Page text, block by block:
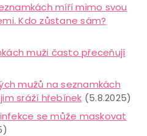
míří mimo svou
Kdo zůstane sám?
muži často přeceňují
mužů na seznamkách
sráží hřebínek (5.8.2025)
se může maskovat